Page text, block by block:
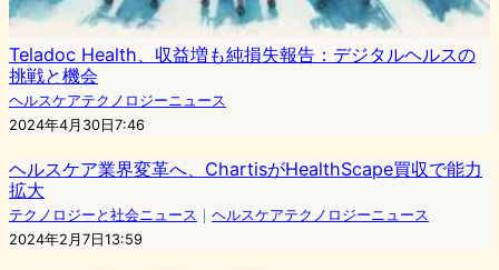
Teladoc Health、収益増も純損失報告：デジタルヘルスの
挑戦と機会
ヘルスケアテクノロジーニュース
2024年4月30日7:46
ヘルスケア業界変革へ、ChartisがHealthScape買収で能力
拡大
テクノロジーと社会ニュース ｜ ヘルスケアテクノロジーニュース
2024年2月7日13:59